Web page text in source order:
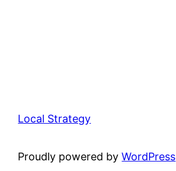
Local Strategy
Proudly powered byWordPress